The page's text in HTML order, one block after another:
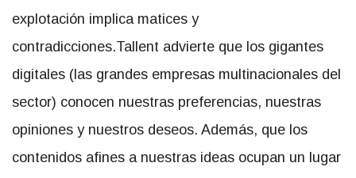
explotación implica matices y
contradicciones.Tallent advierte que los gigantes
digitales (las grandes empresas multinacionales del
sector) conocen nuestras preferencias, nuestras
opiniones y nuestros deseos. Además, que los
contenidos afines a nuestras ideas ocupan un lugar